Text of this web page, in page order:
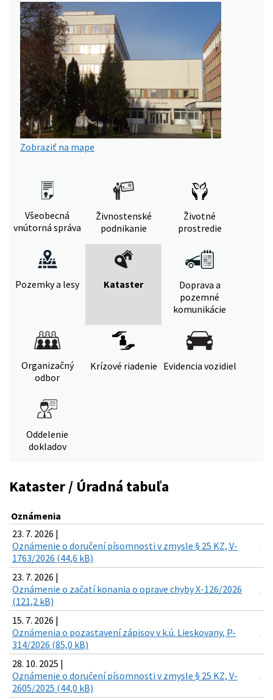
Zobraziť na mape
Všeobecná
vnútorná správa
Živnostenské
podnikanie
Životné
prostredie
Pozemky a lesy Kataster
Doprava a
pozemné
komunikácie
Organizačný
odbor
Krízové riadenie Evidencia vozidiel
Oddelenie
dokladov
Kataster / Úradná tabuľa
Oznámenia
23. 7. 2026 |
Oznámenie o doručení písomnosti v zmysle § 25 KZ, V-
1763/2026 (44,6 kB)
23. 7. 2026 |
Oznámenie o začatí konania o oprave chyby X-126/2026
(121,2 kB)
15. 7. 2026 |
Oznámenia o pozastavení zápisov v k.ú. Lieskovany, P-
314/2026 (85,0 kB)
28. 10. 2025 |
Oznámenie o doručení písomnosti v zmysle § 25 KZ, V-
2605/2025 (44,0 kB)